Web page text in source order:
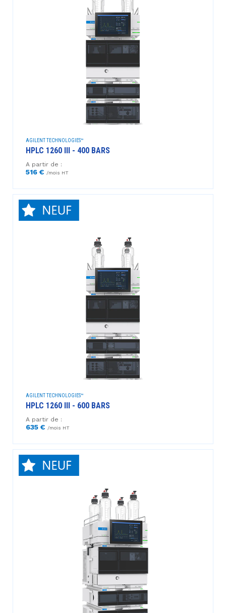
AGILENT TECHNOLOGIES™
HPLC 1260 III - 400 BARS
A partir de :
516 € /mois HT
AGILENT TECHNOLOGIES™
HPLC 1260 III - 600 BARS
A partir de :
635 € /mois HT